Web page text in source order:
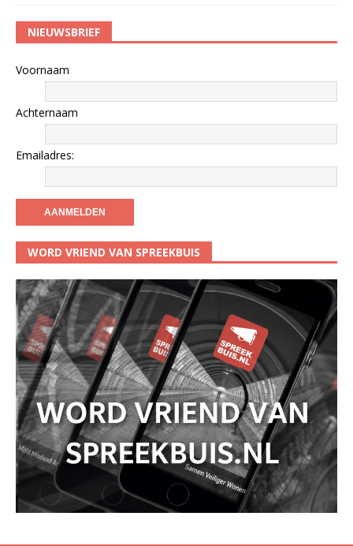
NIEUWSBRIEF
Voornaam
Achternaam
Emailadres:
WORD VRIEND VAN SPREEKBUIS